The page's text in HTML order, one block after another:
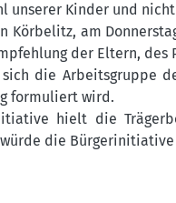
unserer Kinder und
am
der Eltern,
die Arbeitsgruppe
formuliert wird.
hielt die
die